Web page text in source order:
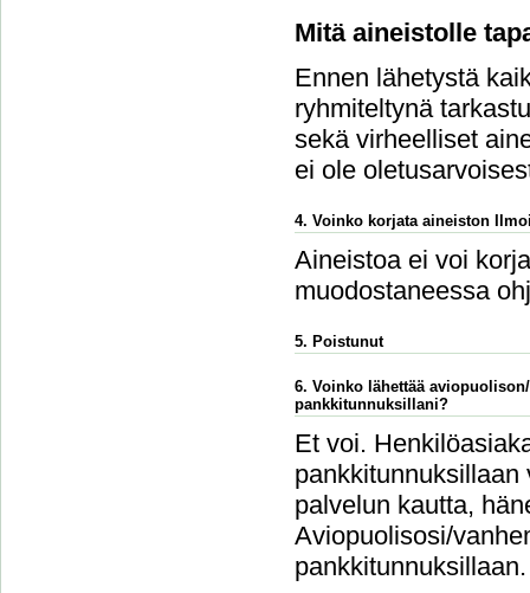
Mitä aineistolle
Ennen lähetystä
ryhmiteltynä
sekä virheelliset
ei ole
4. Voinko korjata aineiston
Aineistoa ei voi
muodostaneessa
5. Poistunut
6. Voinko lähettää
pankkitunnuksillani?
Et voi.
palvelun kautta,
Aviopuolisosi/
pankkitunnuksillaan.